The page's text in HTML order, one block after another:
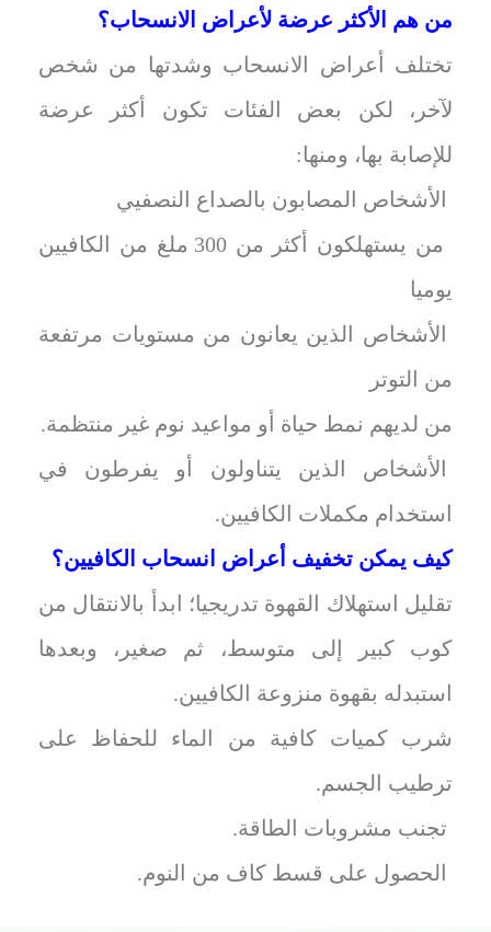
من هم الأكثر عرضة لأعراض الانسحاب؟
تختلف أعراض الانسحاب وشدتها من شخص
لآخر، لكن بعض الفئات تكون أكثر عرضة
للإصابة بها، ومنها:
الأشخاص المصابون بالصداع النصفيي
من يستهلكون أكثر من 300 ملغ من الكافيين
يوميا
الأشخاص الذين يعانون من مستويات مرتفعة
من التوتر
من لديهم نمط حياة أو مواعيد نوم غير منتظمة.
الأشخاص الذين يتناولون أو يفرطون في
استخدام مكملات الكافيين.
كيف يمكن تخفيف أعراض انسحاب الكافيين؟
تقليل استهلاك القهوة تدريجيا؛ ابدأ بالانتقال من
كوب كبير إلى متوسط، ثم صغير، وبعدها
استبدله بقهوة منزوعة الكافيين.
شرب كميات كافية من الماء للحفاظ على
ترطيب الجسم.
تجنب مشروبات الطاقة.
الحصول على قسط كاف من النوم.